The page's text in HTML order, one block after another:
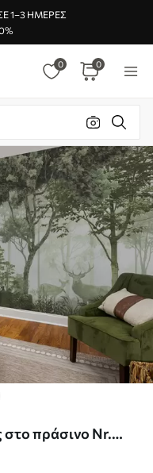
1–3 ΗΜΈΡΕΣ
0 0
πράσινο Nr.